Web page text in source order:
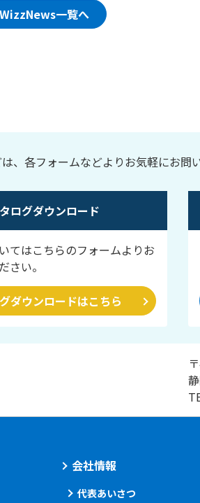
WizzNews一覧へ
、各フォームなどよりお気軽にお問
ログダウンロード
てはこちらのフォームよりお
さい。
ダウンロードはこちら
会社情報
代表あいさつ